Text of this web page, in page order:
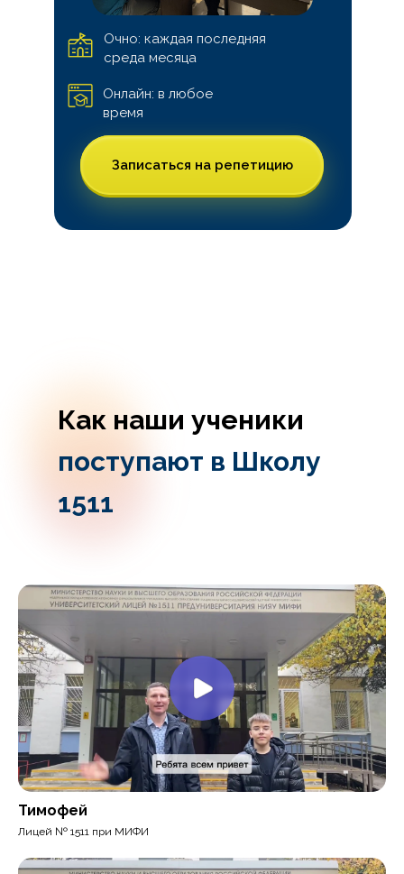
Онлайн: в любое
время
Очно: каждая последняя
среда месяца
Записаться на репетицию
Как наши ученики
поступают в Школу
1511
Тимофей
Лицей № 1511 при МИФИ